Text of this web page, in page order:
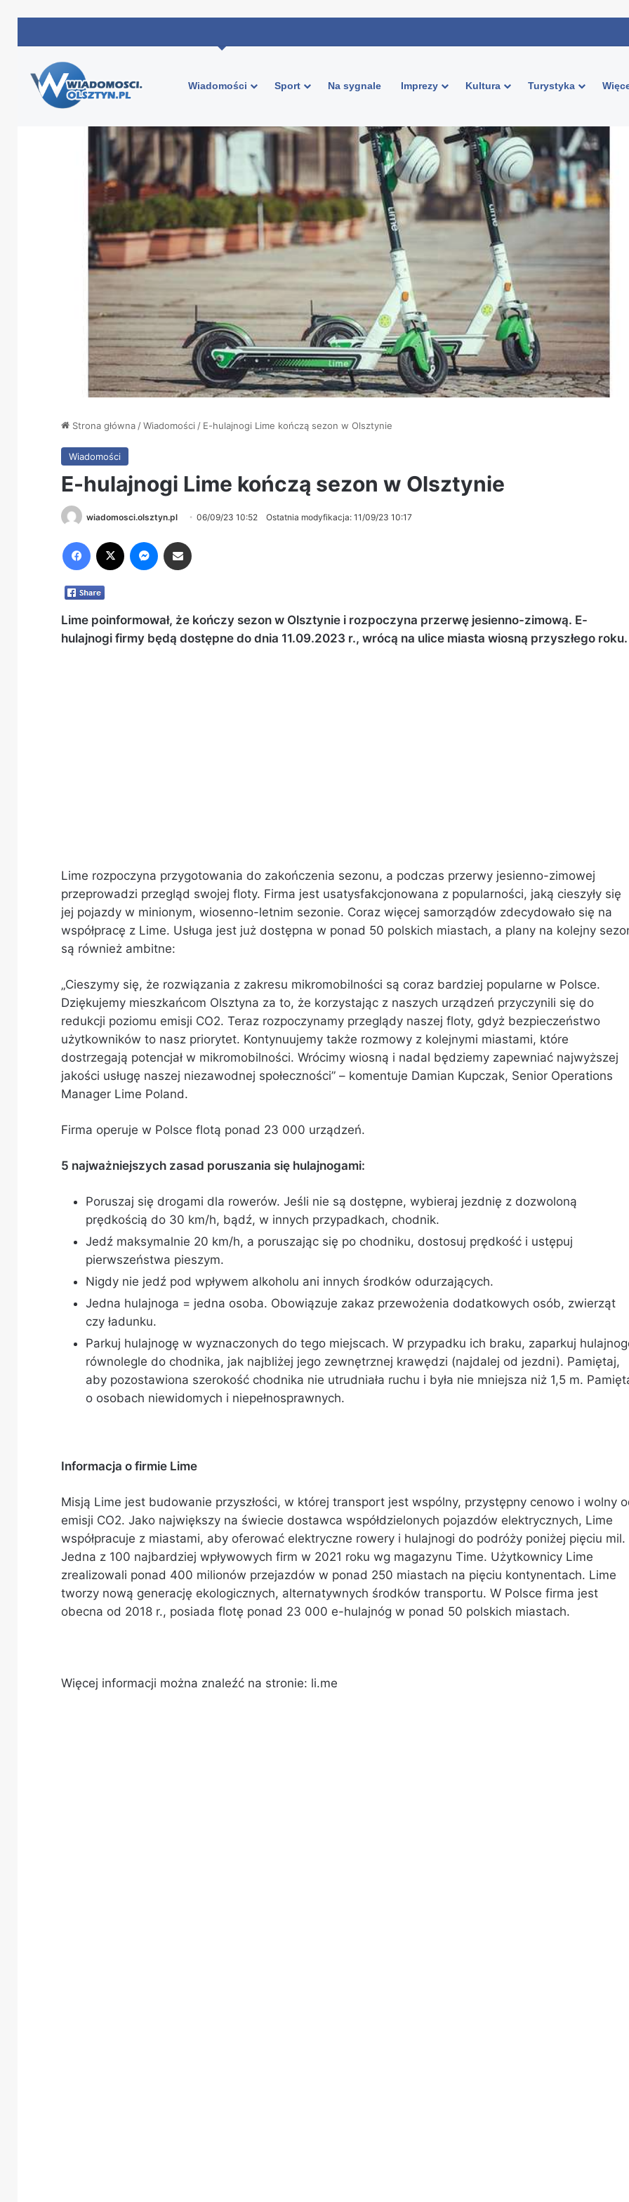
Wiadomości Sport Na sygnale Imprezy Kultura Turystyka
Strona główna /Wiadomości / E-hulajnogi Lime kończą sezon w Olsztynie
Wiadomości
E-hulajnogi Lime kończą sezon w Olsztynie
wiadomosci.olsztyn.pl 06/09/23 10:52 Ostatnia modyfikacja: 11/09/23 10:17
Lime poinformował, że kończy sezon w Olsztynie i rozpoczyna przerwę jesienno-zimową. E-
hulajnogi firmy będą dostępne do dnia 11.09.2023 r., wrócą na ulice miasta wiosną przyszłego roku.
Lime rozpoczyna przygotowania do zakończenia sezonu, a podczas przerwy jesienno-zimowej
przeprowadzi przegląd swojej floty. Firma jest usatysfakcjonowana z popularności, jaką cieszyły się
jej pojazdy w minionym, wiosenno-letnim sezonie. Coraz więcej samorządów zdecydowało się na
współpracę z Lime. Usługa jest już dostępna w ponad 50 polskich miastach, a plany na kolejny
są również ambitne:
„Cieszymy się, że rozwiązania z zakresu mikromobilności są coraz bardziej popularne w Polsce.
Dziękujemy mieszkańcom Olsztyna za to, że korzystając z naszych urządzeń przyczynili się do
redukcji poziomu emisji CO2. Teraz rozpoczynamy przeglądy naszej floty, gdyż bezpieczeństwo
użytkowników to nasz priorytet. Kontynuujemy także rozmowy z kolejnymi miastami, które
dostrzegają potencjał w mikromobilności. Wrócimy wiosną i nadal będziemy zapewniać najwyższej
jakości usługę naszej niezawodnej społeczności” – komentuje Damian Kupczak, Senior Operations
Manager Lime Poland.
Firma operuje w Polsce flotą ponad 23 000 urządzeń.
5 najważniejszych zasad poruszania się hulajnogami:
Poruszaj się drogami dla rowerów. Jeśli nie są dostępne, wybieraj jezdnię z dozwoloną
prędkością do 30 km/h, bądź, w innych przypadkach, chodnik.
Jedź maksymalnie 20 km/h, a poruszając się po chodniku, dostosuj prędkość i ustępuj
pierwszeństwa pieszym.
Nigdy nie jedź pod wpływem alkoholu ani innych środków odurzających.
Jedna hulajnoga = jedna osoba. Obowiązuje zakaz przewożenia dodatkowych osób, zwierząt
czy ładunku.
Parkuj hulajnogę w wyznaczonych do tego miejscach. W przypadku ich braku, zaparkuj
równolegle do chodnika, jak najbliżej jego zewnętrznej krawędzi (najdalej od jezdni). Pamiętaj,
aby pozostawiona szerokość chodnika nie utrudniała ruchu i była nie mniejsza niż 1,5 m.
o osobach niewidomych i niepełnosprawnych.
Informacja o firmie Lime
Misją Lime jest budowanie przyszłości, w której transport jest wspólny, przystępny cenowo i wolny
emisji CO2. Jako największy na świecie dostawca współdzielonych pojazdów elektrycznych, Lime
współpracuje z miastami, aby oferować elektryczne rowery i hulajnogi do podróży poniżej pięciu mil.
Jedna z 100 najbardziej wpływowych firm w 2021 roku wg magazynu Time. Użytkownicy Lime
zrealizowali ponad 400 milionów przejazdów w ponad 250 miastach na pięciu kontynentach. Lime
tworzy nową generację ekologicznych, alternatywnych środków transportu. W Polsce firma jest
obecna od 2018 r., posiada flotę ponad 23 000 e-hulajnóg w ponad 50 polskich miastach.
Więcej informacji można znaleźć na stronie: li.me